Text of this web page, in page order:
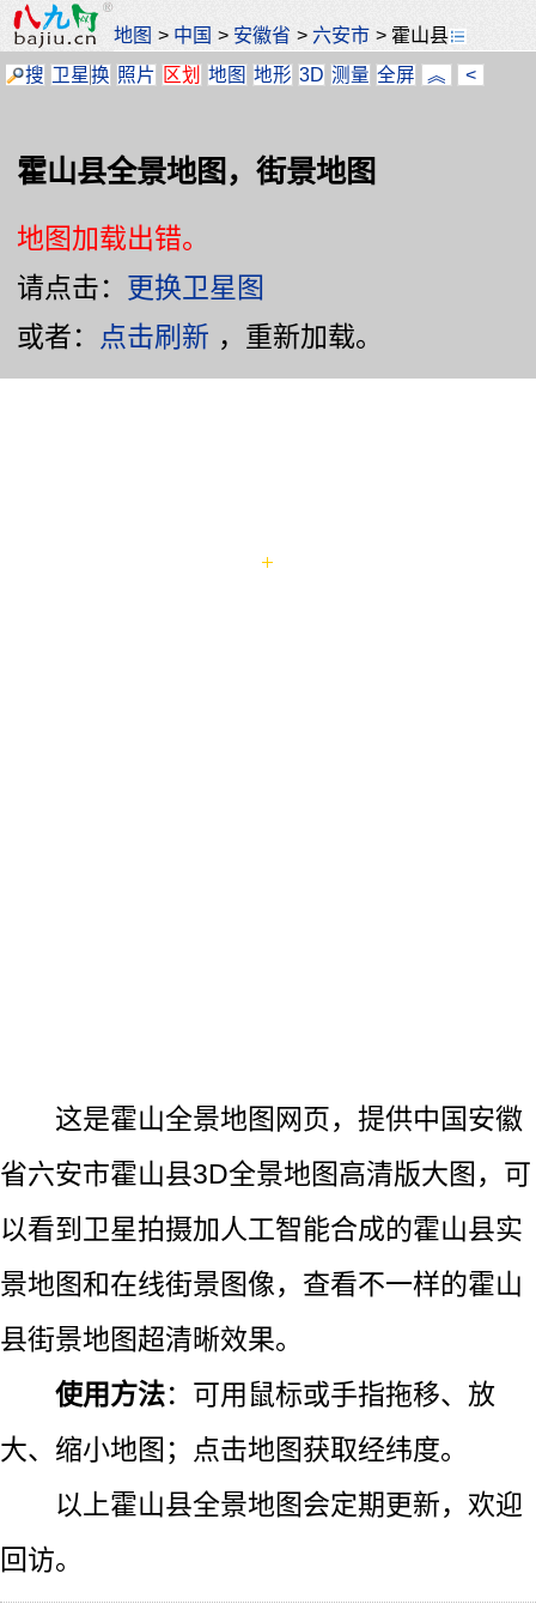
地图 > 中国 > 安徽省 >六安市 > 霍山县
搜 卫星换 照片 区划 地图 地形 3D 测量 全屏 ︽ <
霍山县全景地图，街景地图
地图加载出错。
请点击： 更换卫星图
或者：
点击刷新 ，重新加载。
这是霍山全景地图网页，提供中国安徽
省六安市霍山县3D全景地图高清版大图，可
以看到卫星拍摄加人工智能合成的霍山县实
景地图和在线街景图像，查看不一样的霍山
县街景地图超清晰效果。
使用方法：可用鼠标或手指拖移、放
大、缩小地图；点击地图获取经纬度。
以上霍山县全景地图会定期更新，欢迎
回访。